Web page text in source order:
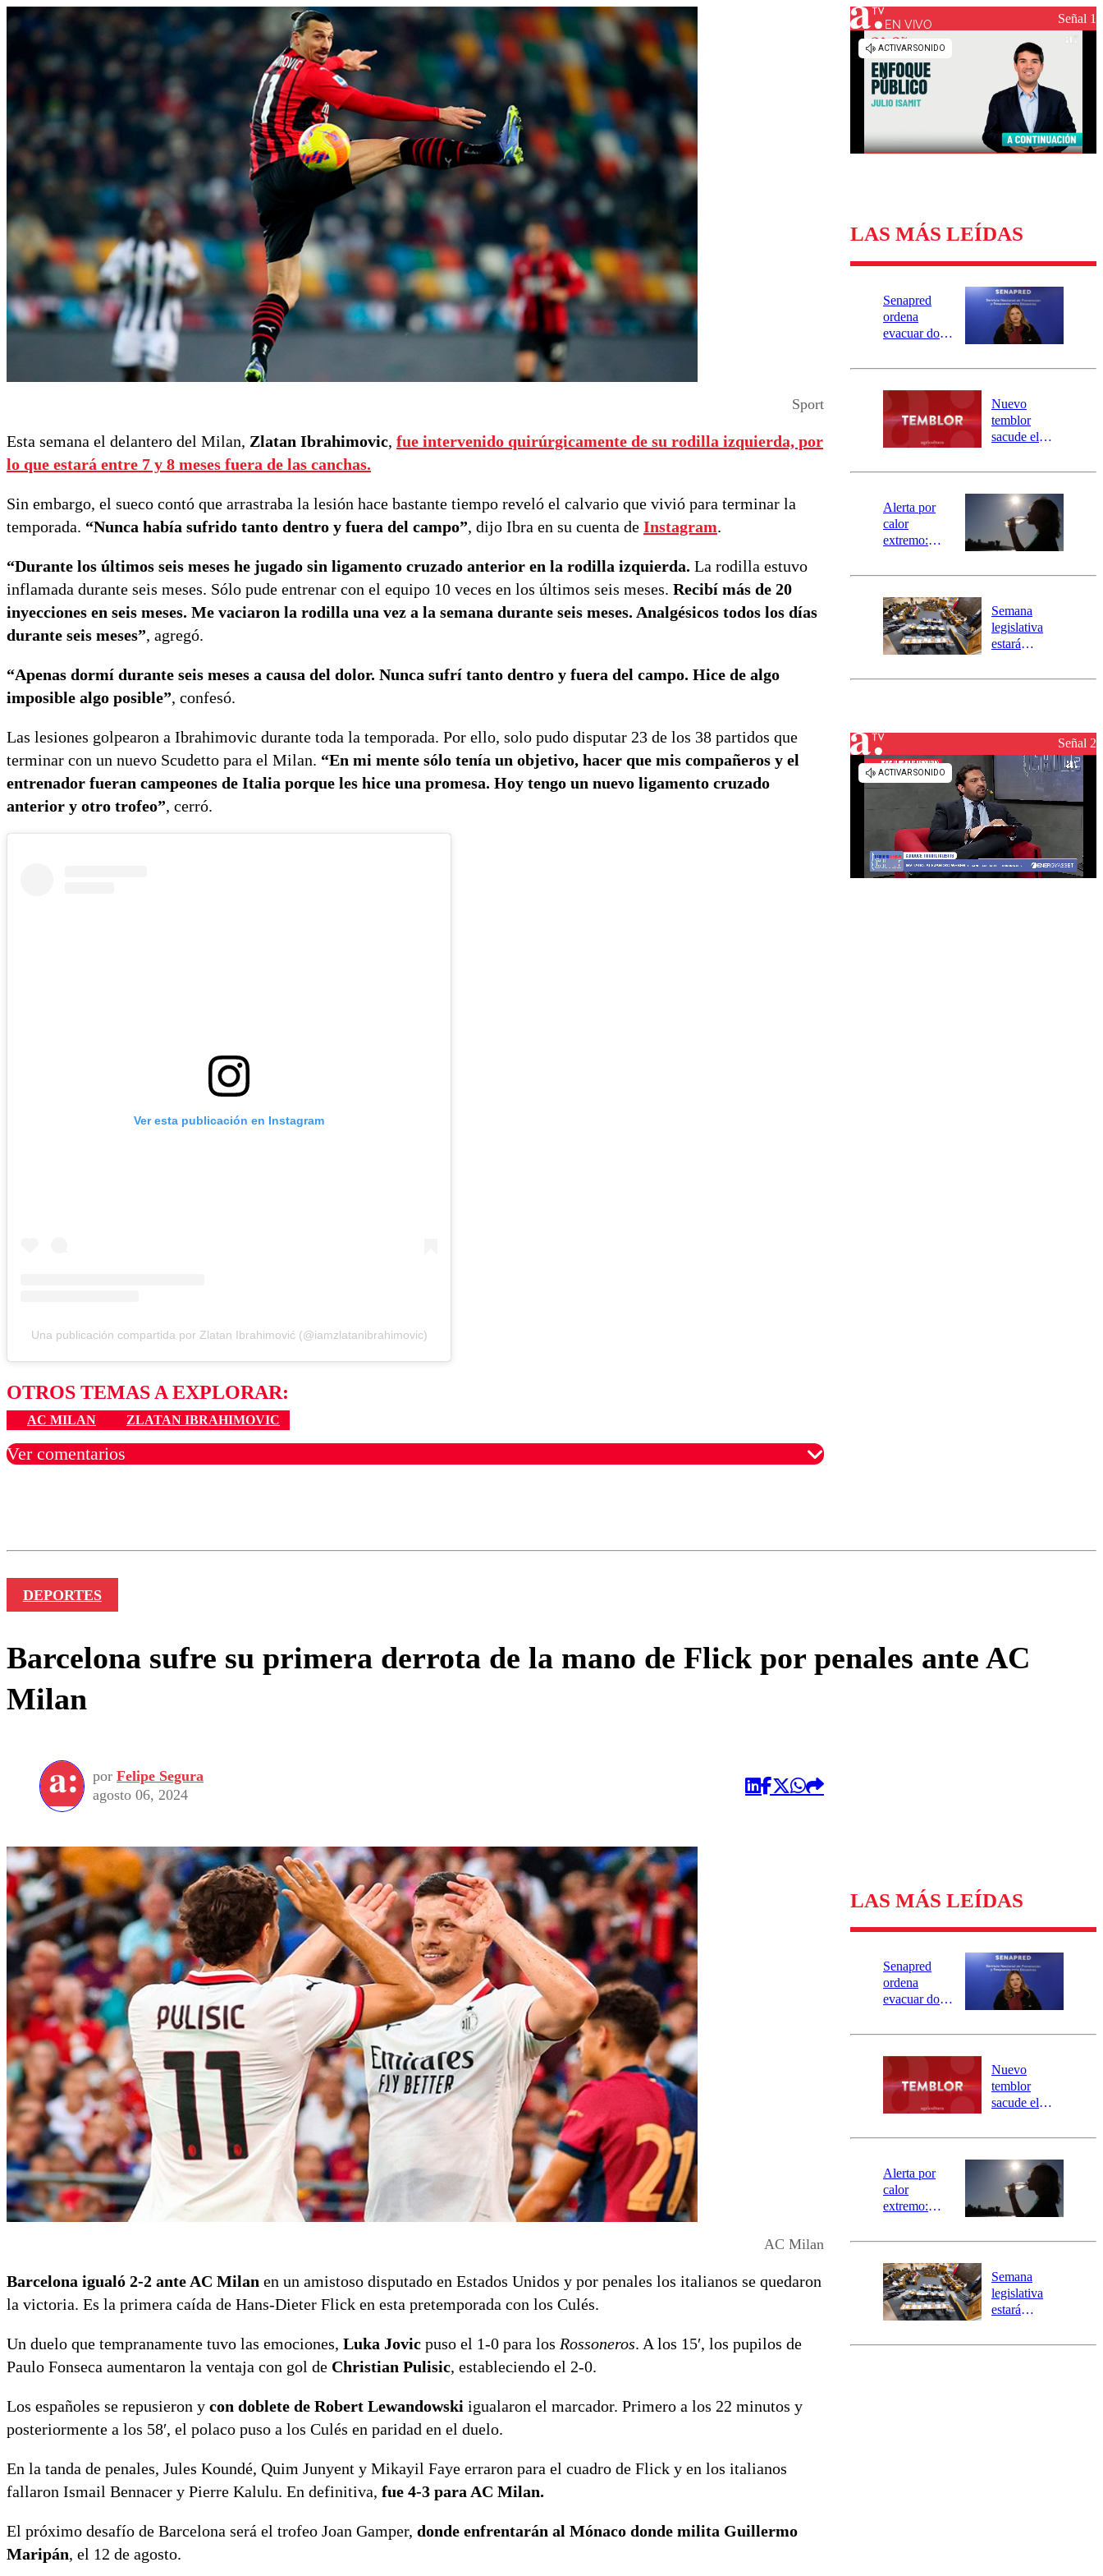
Universidad de Chile
Sustentabilidad
Sport
Esta semana el delantero del Milan, Zlatan Ibrahimovic, fue intervenido quirúrgicamente de su rodilla izquierda, por
lo que estará entre 7 y 8 meses fuera de las canchas.
Sin embargo, el sueco contó que arrastraba la lesión hace bastante tiempo reveló el calvario que vivió para terminar la
temporada. “Nunca había sufrido tanto dentro y fuera del campo”, dijo Ibra en su cuenta de Instagram.
“Durante los últimos seis meses he jugado sin ligamento cruzado anterior en la rodilla izquierda. La rodilla estuvo
inflamada durante seis meses. Sólo pude entrenar con el equipo 10 veces en los últimos seis meses. Recibí más de 20
inyecciones en seis meses. Me vaciaron la rodilla una vez a la semana durante seis meses. Analgésicos todos los días
durante seis meses”, agregó.
“Apenas dormí durante seis meses a causa del dolor. Nunca sufrí tanto dentro y fuera del campo. Hice de algo
imposible algo posible”, confesó.
Las lesiones golpearon a Ibrahimovic durante toda la temporada. Por ello, solo pudo disputar 23 de los 38 partidos que
terminar con un nuevo Scudetto para el Milan. “En mi mente sólo tenía un objetivo, hacer que mis compañeros y el
entrenador fueran campeones de Italia porque les hice una promesa. Hoy tengo un nuevo ligamento cruzado
anterior y otro trofeo”, cerró.
Ver esta publicación en Instagram
Una publicación compartida por Zlatan Ibrahimović (@iamzlatanibrahimovic)
OTROS TEMAS A EXPLORAR:
AC MILAN ZLATAN IBRAHIMOVIC
Ver comentarios
EN VIVO Señal 1
LAS MÁS LEÍDAS
Senapred
ordena
evacuar dos
Carahue por
río Damas:
activa
mensajería
SAE
Nuevo
temblor
sacude el
revisa la
epicentro
Alerta por
calor
extremo:
activa Alerta
Preventiva en
tres comunas
Semana
legislativa
estará
el fin de la
reconstrucciónSeñal 2
DEPORTES
Barcelona sufre su primera derrota de la mano de Flick por penales ante AC
Milan
por Felipe Segura
agosto 06, 2024
AC Milan
Barcelona igualó 2-2 ante AC Milan en un amistoso disputado en Estados Unidos y por penales los italianos se quedaron
la victoria. Es la primera caída de Hans-Dieter Flick en esta pretemporada con los Culés.
Un duelo que tempranamente tuvo las emociones, Luka Jovic puso el 1-0 para los Rossoneros. A los 15′, los pupilos de
Paulo Fonseca aumentaron la ventaja con gol de Christian Pulisic, estableciendo el 2-0.
Los españoles se repusieron y con doblete de Robert Lewandowski igualaron el marcador. Primero a los 22 minutos y
posteriormente a los 58′, el polaco puso a los Culés en paridad en el duelo.
En la tanda de penales, Jules Koundé, Quim Junyent y Mikayil Faye erraron para el cuadro de Flick y en los italianos
fallaron Ismail Bennacer y Pierre Kalulu. En definitiva, fue 4-3 para AC Milan.
El próximo desafío de Barcelona será el trofeo Joan Gamper, donde enfrentarán al Mónaco donde milita Guillermo
Maripán, el 12 de agosto.
LAS MÁS LEÍDAS
Senapred
ordena
evacuar dos
Carahue por
río Damas:
activa
mensajería
SAE
Nuevo
temblor
sacude el
revisa la
epicentro
Alerta por
calor
extremo:
activa Alerta
Preventiva en
tres comunas
Semana
legislativa
estará
el fin de la